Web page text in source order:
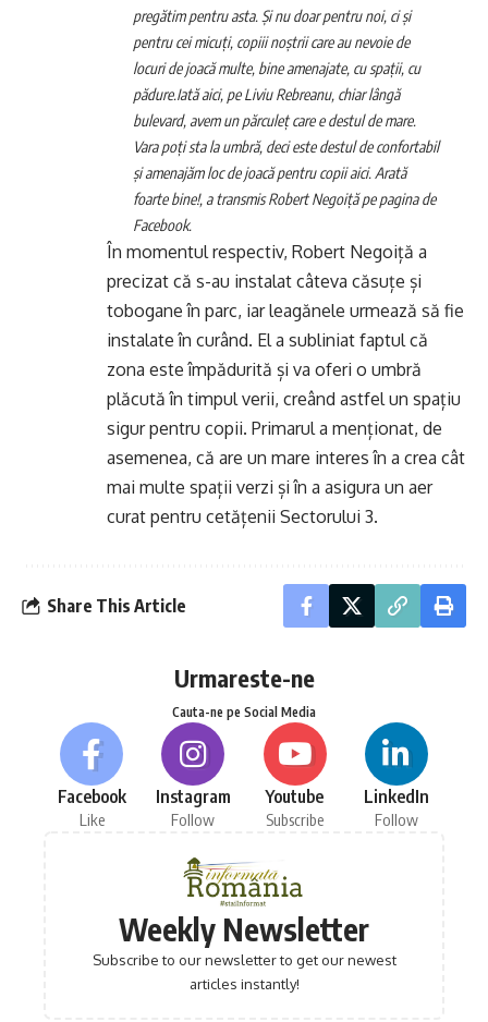
pregătim pentru asta. Și nu doar pentru noi, ci și
pentru cei micuți, copiii noștrii care au nevoie de
locuri de joacă multe, bine amenajate, cu spații, cu
pădure.Iată aici, pe Liviu Rebreanu, chiar lângă
bulevard, avem un părculeț care e destul de mare.
Vara poți sta la umbră, deci este destul de confortabil
și amenajăm loc de joacă pentru copii aici. Arată
foarte bine!, a transmis Robert Negoiță pe pagina de
Facebook.
În momentul respectiv, Robert Negoiță a
precizat că s-au instalat câteva căsuțe și
tobogane în parc, iar leagănele urmează să fie
instalate în curând. El a subliniat faptul că
zona este împădurită și va oferi o umbră
plăcută în timpul verii, creând astfel un spațiu
sigur pentru copii. Primarul a menționat, de
asemenea, că are un mare interes în a crea cât
mai multe spații verzi și în a asigura un aer
curat pentru cetățenii Sectorului 3.
Share This Article
Urmareste-ne
Cauta-ne pe Social Media
Facebook
Like
Instagram
Follow
Youtube
Subscribe
LinkedIn
Follow
Weekly Newsletter
Subscribe to our newsletter to get our newest
articles instantly!